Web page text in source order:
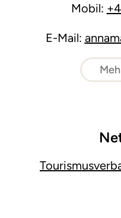
Mobil:
E-Mail: